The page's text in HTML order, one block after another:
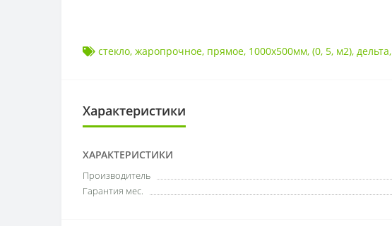
стекло, жаропрочное, прямое, 1000x500мм, (0, 5, м2), дельта,
Характеристики
ХАРАКТЕРИСТИКИ
Производитель
Гарантия мес.